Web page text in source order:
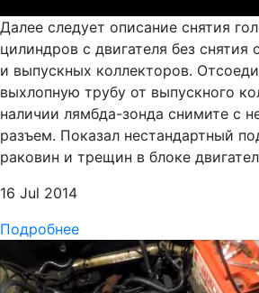
Далее следует описание снятия
цилиндров с двигателя без снятия
и выпускных коллекторов.
выхлопную трубу от выпускного
наличии лямбда-зонда снимите с
разъем. Показал нестандартный
раковин и трещин в блоке
16 Jul 2014
Подробнее